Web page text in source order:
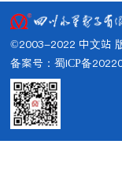
©2003-2022 中文站
备案号：蜀ICP备